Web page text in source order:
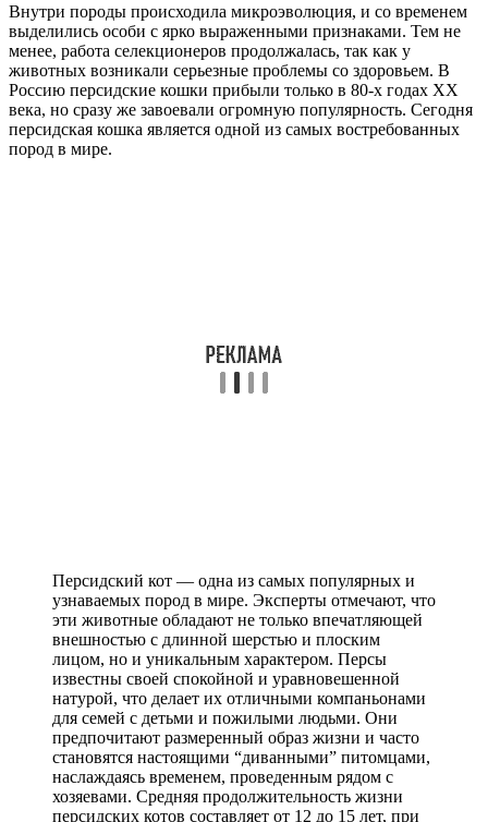
Внутри породы происходила микроэволюция, и со временем
выделились особи с ярко выраженными признаками. Тем не
менее, работа селекционеров продолжалась, так как у
животных возникали серьезные проблемы со здоровьем. В
Россию персидские кошки прибыли только в 80-х годах XX
века, но сразу же завоевали огромную популярность. Сегодня
персидская кошка является одной из самых востребованных
пород в мире.
Персидский кот — одна из самых популярных и
узнаваемых пород в мире. Эксперты отмечают, что
эти животные обладают не только впечатляющей
внешностью с длинной шерстью и плоским
лицом, но и уникальным характером. Персы
известны своей спокойной и уравновешенной
натурой, что делает их отличными компаньонами
для семей с детьми и пожилыми людьми. Они
предпочитают размеренный образ жизни и часто
становятся настоящими “диванными” питомцами,
наслаждаясь временем, проведенным рядом с
хозяевами. Средняя продолжительность жизни
персидских котов составляет от 12 до 15 лет, при